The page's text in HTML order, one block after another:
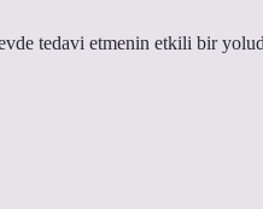
tedavi etmenin etkili bir